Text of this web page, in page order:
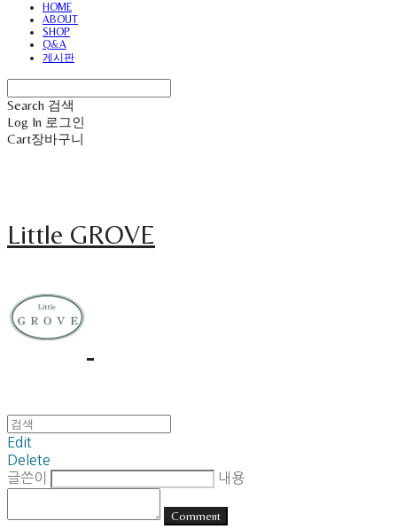
HOME
ABOUT
SHOP
Q&A
게시판
Search 검색
Log In 로그인
Cart장바구니
Little GROVE
Edit
Delete
글쓴이
내용
Comment